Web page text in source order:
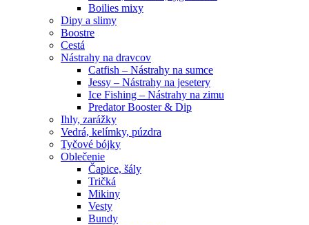
Boilies mixy
Dipy a slimy
Boostre
Cestá
Nástrahy na dravcov
Catfish – Nástrahy na sumce
Jessy – Nástrahy na jesetery
Ice Fishing – Nástrahy na zimu
Predator Booster & Dip
Ihly, zarážky
Vedrá, kelímky, púzdra
Tyčové bójky
Oblečenie
Čapice, šály
Tričká
Mikiny
Vesty
Bundy